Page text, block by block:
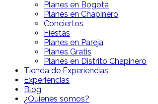
Planes en Bogotá
Planes en Chapinero
Conciertos
Fiestas
Planes en Pareja
Planes Gratis
Planes en Distrito Chapinero
Tienda de Experiencias
Experiencias
Blog
¿Quienes somos?